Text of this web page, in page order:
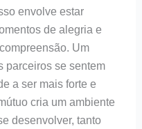
envolve estar
de alegria e
Um
parceiros se sentem
a ser mais forte e
cria um ambiente
desenvolver, tanto